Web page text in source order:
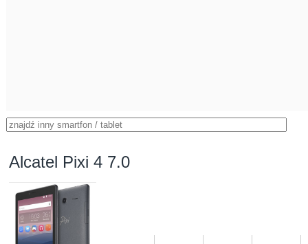
Alcatel Pixi 4 7.0